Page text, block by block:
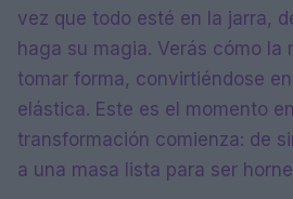
vez que todo esté en la jarra,
haga su magia. Verás cómo la
tomar forma, convirtiéndose
elástica. Este es el momento
transformación comienza: de
a una masa lista para ser